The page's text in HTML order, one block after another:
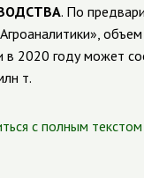
. По
в 2020 году может
т.
с полным